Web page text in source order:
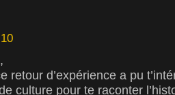
retour d’expérience a pu
culture pour te raconter